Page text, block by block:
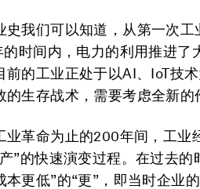
史我们可以知道，从第一次工
时间内，电力的利用推进了
前的工业正处于以AI、IoT技
的生存战术，需要考虑全新的
业革命为止的200年间，工业
”的快速演变过程。在过去
本更低”的“更”，即当时企业